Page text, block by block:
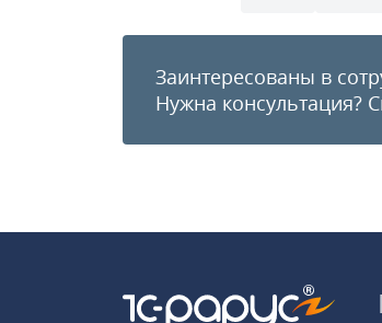
Заинтересованы в
Нужна консультация?